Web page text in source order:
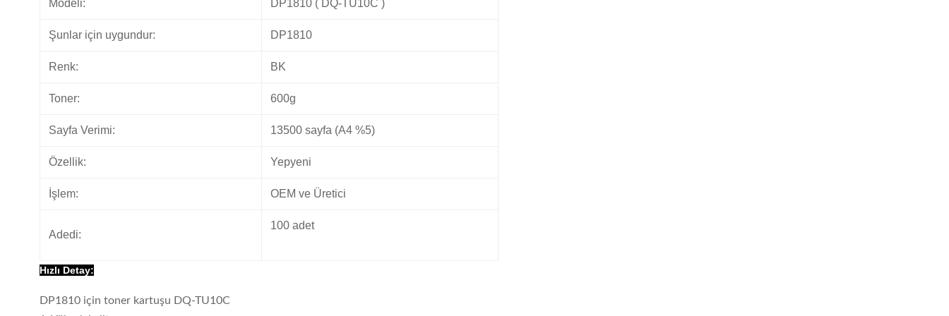
Modeli: DP1810 ( DQ-TU10C )
Şunlar için uygundur: DP1810
Renk: BK
Toner: 600g
Sayfa Verimi: 13500 sayfa (A4 %5)
Özellik: Yepyeni
İşlem: OEM ve Üretici
Adedi:
100 adet
Hızlı Detay:
DP1810 için toner kartuşu DQ-TU10C